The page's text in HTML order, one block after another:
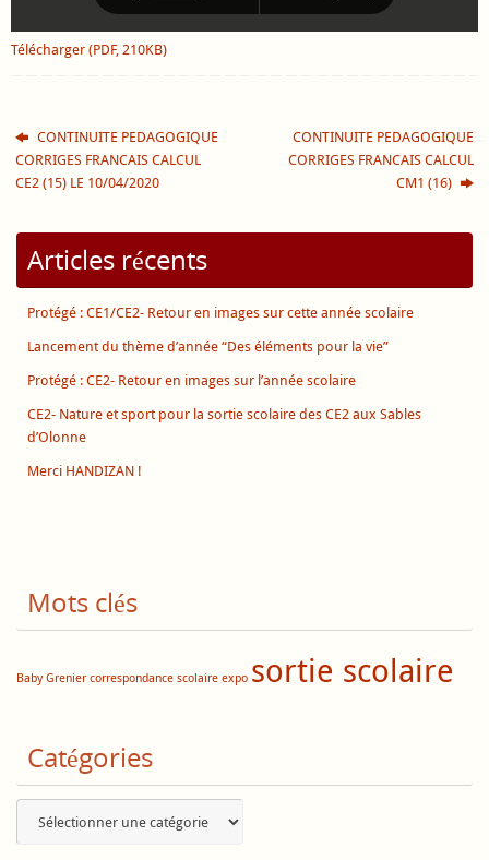
Télécharger (PDF, 210KB)
CONTINUITE PEDAGOGIQUE
CORRIGES FRANCAIS CALCUL
CE2 (15) LE 10/04/2020
CONTINUITE PEDAGOGIQUE
CORRIGES FRANCAIS CALCUL
CM1 (16)
Articles récents
Protégé : CE1/CE2- Retour en images sur cette année scolaire
Lancement du thème d’année “Des éléments pour la vie”
Protégé : CE2- Retour en images sur l’année scolaire
CE2- Nature et sport pour la sortie scolaire des CE2 aux Sables
d’Olonne
Merci HANDIZAN !
Mots clés
Baby Grenier correspondance scolaire expo sortie scolaire
Catégories